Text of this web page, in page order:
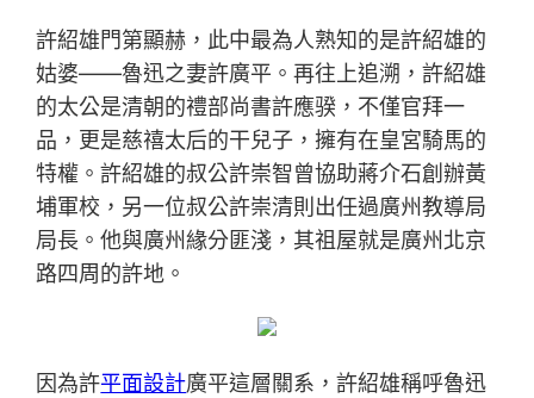
許紹雄門第顯赫，此中最為人熟知的是許紹雄的
姑婆——魯迅之妻許廣平。再往上追溯，許紹雄
的太公是清朝的禮部尚書許應骙，不僅官拜一
品，更是慈禧太后的干兒子，擁有在皇宮騎馬的
特權。許紹雄的叔公許崇智曾協助蔣介石創辦黃
埔軍校，另一位叔公許崇清則出任過廣州教導局
局長。他與廣州緣分匪淺，其祖屋就是廣州北京
路四周的許地。
因為許平面設計廣平這層關系，許紹雄稱呼魯迅